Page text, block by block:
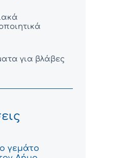
για βλάβες
γεμάτο